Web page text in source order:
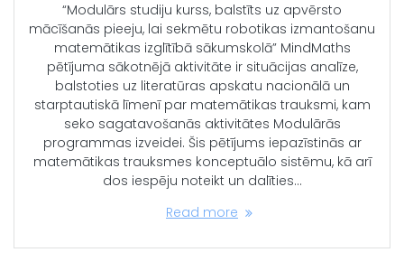
“Modulārs studiju kurss, balstīts uz apvērsto
mācīšanās pieeju, lai sekmētu robotikas izmantošanu
matemātikas izglītībā sākumskolā” MindMaths
pētījuma sākotnējā aktivitāte ir situācijas analīze,
balstoties uz literatūras apskatu nacionālā un
starptautiskā līmenī par matemātikas trauksmi, kam
seko sagatavošanās aktivitātes Modulārās
programmas izveidei. Šis pētījums iepazīstinās ar
matemātikas trauksmes konceptuālo sistēmu, kā arī
dos iespēju noteikt un dalīties…
Read more